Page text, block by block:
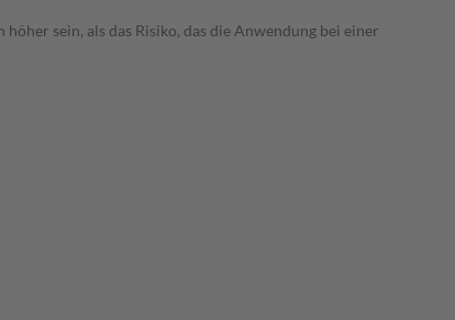
sein, als das Risiko, das die Anwendung bei einer